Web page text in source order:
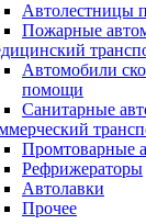
Автолестницы
Пожарные
Автомобили
помощи
Санитарные
Промтоварные
Рефрижераторы
Автолавки
Прочее